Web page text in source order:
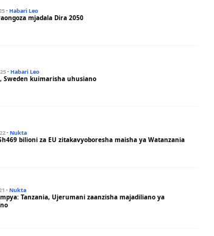
·Habari Leo
mjadala Dira 2050
·Habari Leo
Sweden kuimarisha uhusiano
·Nukta
bilioni za EU zitakavyoboresha maisha ya Watanzania
·Nukta
Tanzania, Ujerumani zaanzisha majadiliano ya